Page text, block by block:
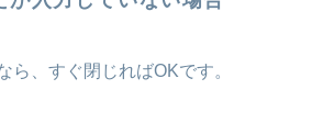
ら、すぐ閉じればOKです。